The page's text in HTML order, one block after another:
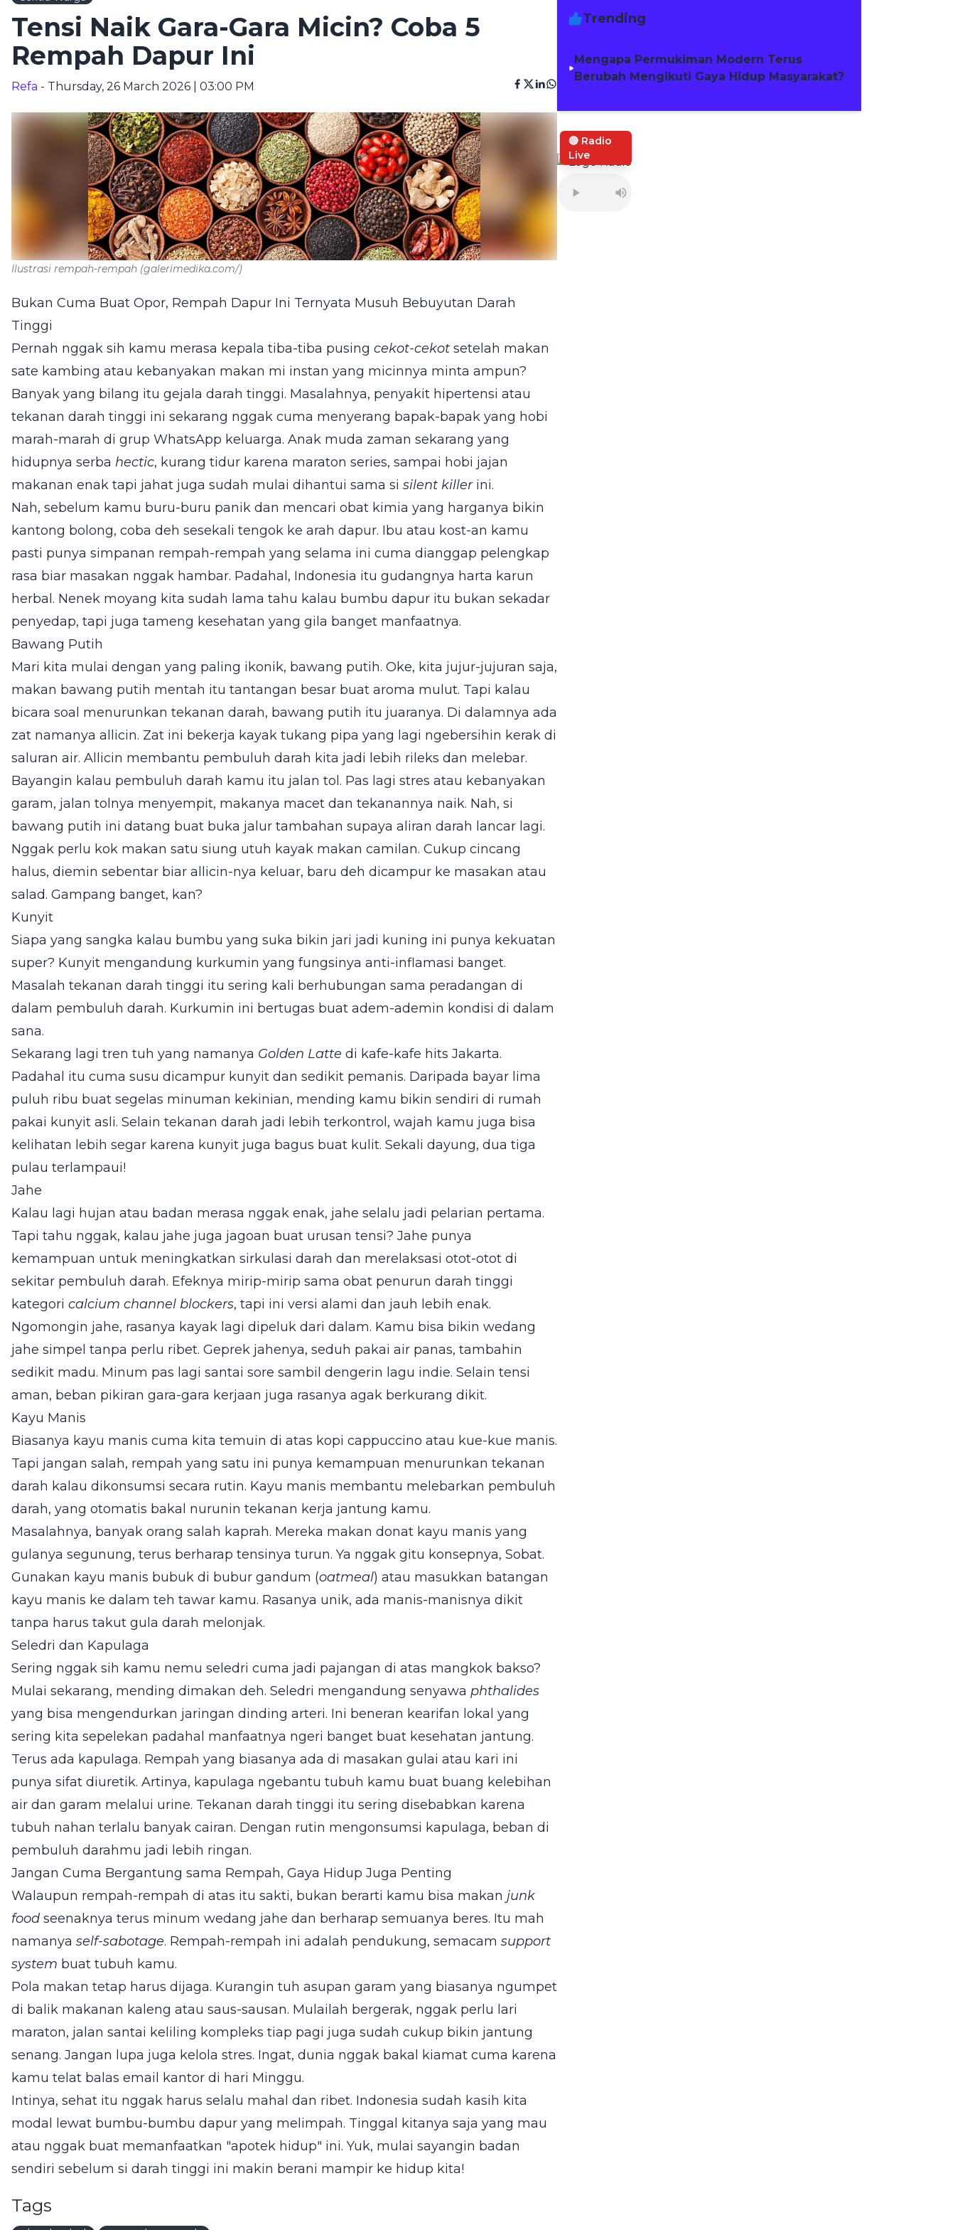
Tensi Naik Gara-Gara Micin? Coba 5
Rempah Dapur Ini
Refa - Thursday, 26 March 2026 | 03:00 PM
Ilustrasi rempah-rempah (galerimedika.com/)
Bukan Cuma Buat Opor, Rempah Dapur Ini Ternyata Musuh Bebuyutan Darah
Tinggi
Pernah nggak sih kamu merasa kepala tiba-tiba pusing cekot-cekot setelah makan
sate kambing atau kebanyakan makan mi instan yang micinnya minta ampun?
Banyak yang bilang itu gejala darah tinggi. Masalahnya, penyakit hipertensi atau
tekanan darah tinggi ini sekarang nggak cuma menyerang bapak-bapak yang hobi
marah-marah di grup WhatsApp keluarga. Anak muda zaman sekarang yang
hidupnya serba hectic, kurang tidur karena maraton series, sampai hobi jajan
makanan enak tapi jahat juga sudah mulai dihantui sama si silent killerini.
Nah, sebelum kamu buru-buru panik dan mencari obat kimia yang harganya bikin
kantong bolong, coba deh sesekali tengok ke arah dapur. Ibu atau kost-an kamu
pasti punya simpanan rempah-rempah yang selama ini cuma dianggap pelengkap
rasa biar masakan nggak hambar. Padahal, Indonesia itu gudangnya harta karun
herbal. Nenek moyang kita sudah lama tahu kalau bumbu dapur itu bukan sekadar
penyedap, tapi juga tameng kesehatan yang gila banget manfaatnya.
Bawang Putih
Mari kita mulai dengan yang paling ikonik, bawang putih. Oke, kita jujur-jujuran saja,
makan bawang putih mentah itu tantangan besar buat aroma mulut. Tapi kalau
bicara soal menurunkan tekanan darah, bawang putih itu juaranya. Di dalamnya ada
zat namanya allicin. Zat ini bekerja kayak tukang pipa yang lagi ngebersihin kerak di
saluran air. Allicin membantu pembuluh darah kita jadi lebih rileks dan melebar.
Bayangin kalau pembuluh darah kamu itu jalan tol. Pas lagi stres atau kebanyakan
garam, jalan tolnya menyempit, makanya macet dan tekanannya naik. Nah, si
bawang putih ini datang buat buka jalur tambahan supaya aliran darah lancar lagi.
Nggak perlu kok makan satu siung utuh kayak makan camilan. Cukup cincang
halus, diemin sebentar biar allicin-nya keluar, baru deh dicampur ke masakan atau
salad. Gampang banget, kan?
Kunyit
Siapa yang sangka kalau bumbu yang suka bikin jari jadi kuning ini punya kekuatan
super? Kunyit mengandung kurkumin yang fungsinya anti-inflamasi banget.
Masalah tekanan darah tinggi itu sering kali berhubungan sama peradangan di
dalam pembuluh darah. Kurkumin ini bertugas buat adem-ademin kondisi di dalam
sana.
Sekarang lagi tren tuh yang namanya Golden Latte di kafe-kafe hits Jakarta.
Padahal itu cuma susu dicampur kunyit dan sedikit pemanis. Daripada bayar lima
puluh ribu buat segelas minuman kekinian, mending kamu bikin sendiri di rumah
pakai kunyit asli. Selain tekanan darah jadi lebih terkontrol, wajah kamu juga bisa
kelihatan lebih segar karena kunyit juga bagus buat kulit. Sekali dayung, dua tiga
pulau terlampaui!
Jahe
Kalau lagi hujan atau badan merasa nggak enak, jahe selalu jadi pelarian pertama.
Tapi tahu nggak, kalau jahe juga jagoan buat urusan tensi? Jahe punya
kemampuan untuk meningkatkan sirkulasi darah dan merelaksasi otot-otot di
sekitar pembuluh darah. Efeknya mirip-mirip sama obat penurun darah tinggi
kategori calcium channel blockers, tapi ini versi alami dan jauh lebih enak.
Ngomongin jahe, rasanya kayak lagi dipeluk dari dalam. Kamu bisa bikin wedang
jahe simpel tanpa perlu ribet. Geprek jahenya, seduh pakai air panas, tambahin
sedikit madu. Minum pas lagi santai sore sambil dengerin lagu indie. Selain tensi
aman, beban pikiran gara-gara kerjaan juga rasanya agak berkurang dikit.
Kayu Manis
Biasanya kayu manis cuma kita temuin di atas kopi cappuccino atau kue-kue manis.
Tapi jangan salah, rempah yang satu ini punya kemampuan menurunkan tekanan
darah kalau dikonsumsi secara rutin. Kayu manis membantu melebarkan pembuluh
darah, yang otomatis bakal nurunin tekanan kerja jantung kamu.
Masalahnya, banyak orang salah kaprah. Mereka makan donat kayu manis yang
gulanya segunung, terus berharap tensinya turun. Ya nggak gitu konsepnya, Sobat.
Gunakan kayu manis bubuk di bubur gandum (oatmeal) atau masukkan batangan
kayu manis ke dalam teh tawar kamu. Rasanya unik, ada manis-manisnya dikit
tanpa harus takut gula darah melonjak.
Seledri dan Kapulaga
Sering nggak sih kamu nemu seledri cuma jadi pajangan di atas mangkok bakso?
Mulai sekarang, mending dimakan deh. Seledri mengandung senyawa phthalides
yang bisa mengendurkan jaringan dinding arteri. Ini beneran kearifan lokal yang
sering kita sepelekan padahal manfaatnya ngeri banget buat kesehatan jantung.
Terus ada kapulaga. Rempah yang biasanya ada di masakan gulai atau kari ini
punya sifat diuretik. Artinya, kapulaga ngebantu tubuh kamu buat buang kelebihan
air dan garam melalui urine. Tekanan darah tinggi itu sering disebabkan karena
tubuh nahan terlalu banyak cairan. Dengan rutin mengonsumsi kapulaga, beban di
pembuluh darahmu jadi lebih ringan.
Jangan Cuma Bergantung sama Rempah, Gaya Hidup Juga Penting
Walaupun rempah-rempah di atas itu sakti, bukan berarti kamu bisa makan junk
food seenaknya terus minum wedang jahe dan berharap semuanya beres. Itu mah
namanya self-sabotage. Rempah-rempah ini adalah pendukung, semacam support
system buat tubuh kamu.
Pola makan tetap harus dijaga. Kurangin tuh asupan garam yang biasanya ngumpet
di balik makanan kaleng atau saus-sausan. Mulailah bergerak, nggak perlu lari
maraton, jalan santai keliling kompleks tiap pagi juga sudah cukup bikin jantung
senang. Jangan lupa juga kelola stres. Ingat, dunia nggak bakal kiamat cuma karena
kamu telat balas email kantor di hari Minggu.
Intinya, sehat itu nggak harus selalu mahal dan ribet. Indonesia sudah kasih kita
modal lewat bumbu-bumbu dapur yang melimpah. Tinggal kitanya saja yang mau
atau nggak buat memanfaatkan "apotek hidup" ini. Yuk, mulai sayangin badan
sendiri sebelum si darah tinggi ini makin berani mampir ke hidup kita!
Tags
Trending
Mengapa Permukiman Modern Terus
Berubah Mengikuti Gaya Hidup Masyarakat?
🔴 Radio
Live